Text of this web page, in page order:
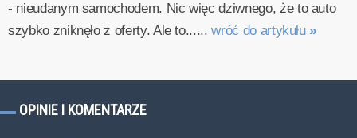
- nieudanym samochodem. Nic więc dziwnego, że to auto
szybko zniknęło z oferty. Ale to......wróć do artykułu »
OPINIE I KOMENTARZE